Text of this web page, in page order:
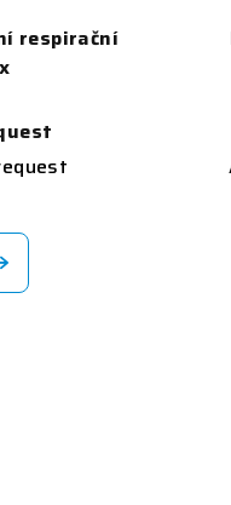
respirační